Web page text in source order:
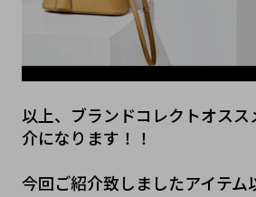
以上、ブランドコレクトオスス
介になります！！
今回ご紹介致しましたアイテム